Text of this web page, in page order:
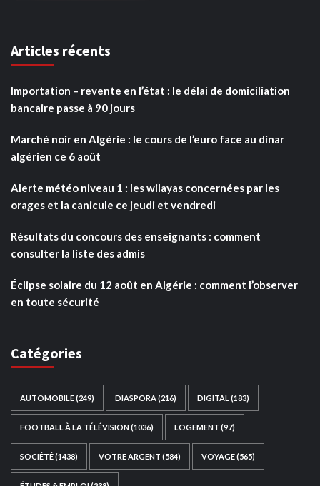
Articles récents
Importation – revente en l’état : le délai de domiciliation
bancaire passe à 90 jours
Marché noir en Algérie : le cours de l’euro face au dinar
algérien ce 6 août
Alerte météo niveau 1 : les wilayas concernées par les
orages et la canicule ce jeudi et vendredi
Résultats du concours des enseignants : comment
consulter la liste des admis
Éclipse solaire du 12 août en Algérie : comment l’observer
en toute sécurité
Catégories
AUTOMOBILE(249) DIASPORA (216) DIGITAL (183)
FOOTBALL À LA TÉLÉVISION(1036) LOGEMENT (97)
SOCIÉTÉ(1438) VOTRE ARGENT (584) VOYAGE(565)